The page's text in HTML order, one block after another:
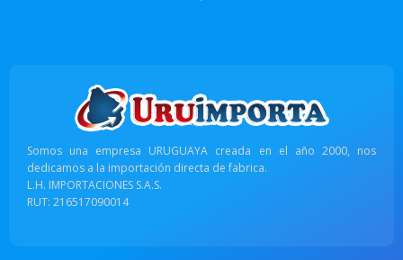
Somos una empresa URUGUAYA creada en el año 2000, nos
dedicamos a la importación directa de fabrica.
L.H. IMPORTACIONES S.A.S.
RUT: 216517090014